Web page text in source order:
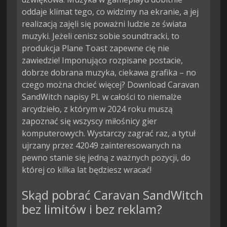
oddaje klimat tego, co widzimy na ekranie, a jej
realizacją zajęli się poważni ludzie ze świata
muzyki. Jeżeli cenisz sobie soundtracki, to
produkcja Plane Toast zapewne cię nie
zawiedzie! Imponująco rozpisane postacie,
dobrze dobrana muzyka, ciekawa grafika – no
czego można chcieć więcej? Download Caravan
SandWitch napisy PL w całości to niemalże
arcydzieło, z którym w 2024 roku muszą
zapoznać się wszyscy miłośnicy gier
komputerowych. Wystarczy zagrać raz, a tytuł
ujrzany przez 42049 zainteresowanych na
pewno stanie się jedną z ważnych pozycji, do
której co kilka lat będziesz wracać!
Skąd pobrać Caravan SandWitch
bez limitów i bez reklam?